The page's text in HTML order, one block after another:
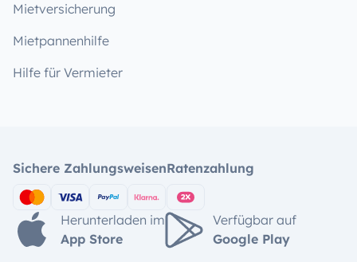
Mietversicherung
Mietpannenhilfe
Hilfe für Vermieter
Sichere ZahlungsweisenRatenzahlung
Herunterladen im
App Store
Verfügbar auf
Google Play